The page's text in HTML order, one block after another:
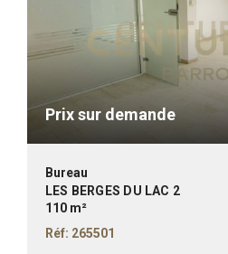
Prix sur demande
Bureau
LES BERGES DU LAC 2
110 m²
Réf: 265501